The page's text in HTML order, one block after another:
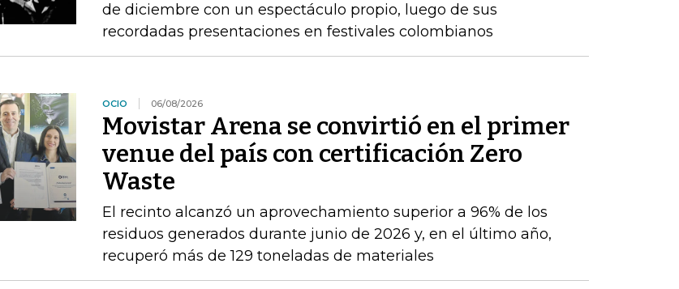
de diciembre con un espectáculo propio, luego de sus
recordadas presentaciones en festivales colombianos
OCIO 06/08/2026
Movistar Arena se convirtió en el primer
venue del país con certificación Zero
Waste
El recinto alcanzó un aprovechamiento superior a 96% de los
residuos generados durante junio de 2026 y, en el último año,
recuperó más de 129 toneladas de materiales